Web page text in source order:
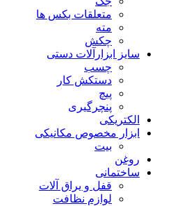
متعلقات بکس ها
مته
چکش
سایز ابزارآلات دستی
چسب
دستکش کار
پیچ
پنچرگیری
الکتریکی
ابزار مخصوص مکانیکی
بیت
روغن
ساختمانی
قفل و یراق آلات
لوازم نظافت